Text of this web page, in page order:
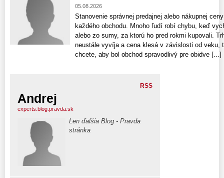
05.08.2026
Stanovenie správnej predajnej alebo nákupnej
každého obchodu. Mnoho ľudí robí chybu, keď
alebo zo sumy, za ktorú ho pred rokmi kupovali.
neustále vyvíja a cena klesá v závislosti od veku,
chcete, aby bol obchod spravodlivý pre obidve [...]
RSS
Andrej
experts.blog.pravda.sk
Len ďalšia Blog - Pravda
stránka